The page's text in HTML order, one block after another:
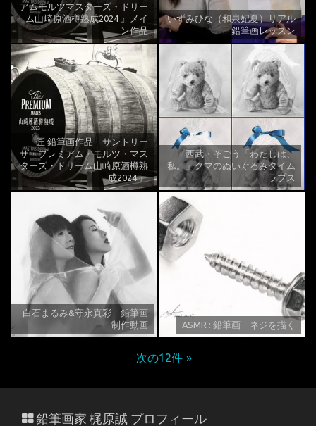
アムモルツマスターズ・ドリー
ム山崎原酒樽熟成2024 』メイ
ン作品
いずみひな（和泉妃夏）リアル
鉛筆画レッスン
匠 鉛筆画作品 サントリー
ザ・プレミアム・モルツ・マス
ターズ・ドリーム山崎原酒樽熟
成2024 』
西武・そごう「わたしは、
私。」クマのぬいぐるみタイム
ラプス
白石まるみ&守永真彩 鉛筆画
制作動画
ASMR : 鉛筆画 ネジを描く
次の12件
鉛筆画家 梶原誠 プロフィール